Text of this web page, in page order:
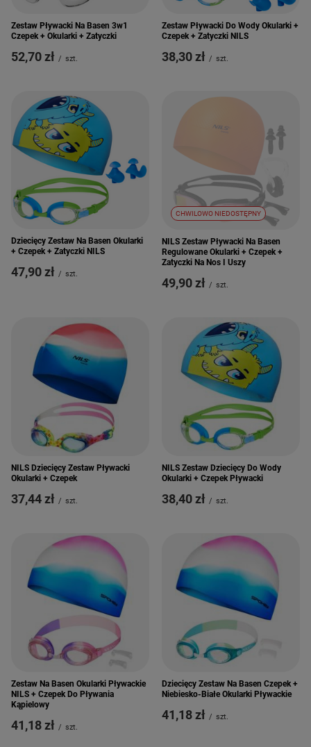
Zestaw Pływacki Na Basen 3w1
Czepek + Okularki + Zatyczki
52,70 zł / szt.
Zestaw Pływacki Do Wody Okularki +
Czepek + Zatyczki NILS
38,30 zł / szt.
Dziecięcy Zestaw Na Basen Okularki
+ Czepek + Zatyczki NILS
47,90 zł / szt.
CHWILOWO NIEDOSTĘPNY
NILS Zestaw Pływacki Na Basen
Regulowane Okularki + Czepek +
Zatyczki Na Nos I Uszy
49,90 zł / szt.
NILS Dziecięcy Zestaw Pływacki
Okularki + Czepek
37,44 zł / szt.
NILS Zestaw Dziecięcy Do Wody
Okularki + Czepek Pływacki
38,40 zł / szt.
Zestaw Na Basen Okularki Pływackie
NILS + Czepek Do Pływania
Kąpielowy
41,18 zł / szt.
Dziecięcy Zestaw Na Basen Czepek +
Niebiesko-Białe Okularki Pływackie
41,18 zł / szt.